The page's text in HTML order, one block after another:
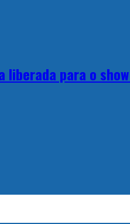
liberada para o